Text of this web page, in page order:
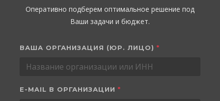
Оперативно подберем оптимальное решение под
Ваши задачи и бюджет.
ВАША ОРГАНИЗАЦИЯ (ЮР. ЛИЦО) *
E-MAIL В ОРГАНИЗАЦИИ *